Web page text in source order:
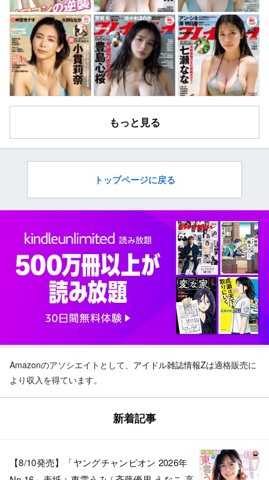
もっと見る
トップページに戻る
Amazonのアソシエイトとして、 アイドル雑誌情報Zは適格販売に
より収入を得ています。
新着記事
【8/10発売】「ヤングチャンピオン 2026年